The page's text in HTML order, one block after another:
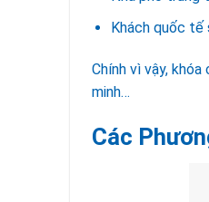
Khách quốc tế
Chính vì vậy,
minh…
Các